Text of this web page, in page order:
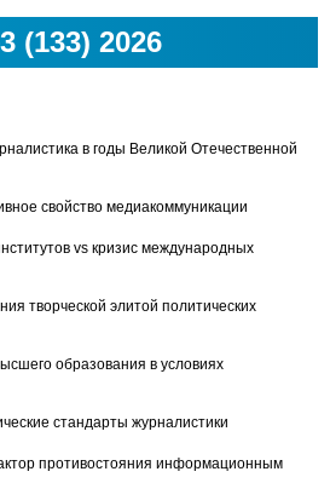
(133) 2026
в годы Великой Отечественной
свойство медиакоммуникации
vs кризис международных
творческой элитой политических
образования в условиях
стандарты журналистики
противостояния информационным